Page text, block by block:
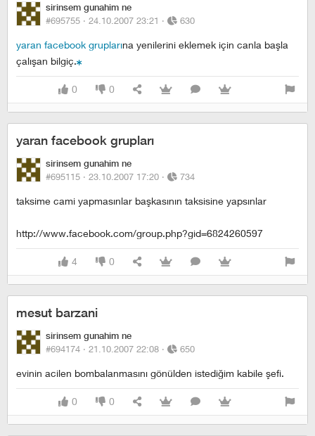
sirinsem gunahim ne
#695755 · 24.10.2007 23:21 · 630
yaran facebook gruplarına yenilerini eklemek için canla başla
çalışan bilgiç.
0 0
yaran facebook grupları
sirinsem gunahim ne
#695115 · 23.10.2007 17:20 · 734
taksime cami yapmasınlar başkasının taksisine yapsınlar
http://www.facebook.com/group.php?gid=6824260597
4 0
mesut barzani
sirinsem gunahim ne
#694174 · 21.10.2007 22:08 · 650
evinin acilen bombalanmasını gönülden istediğim kabile şefi.
0 0